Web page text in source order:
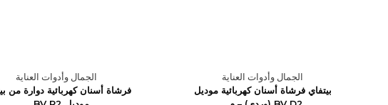
الجمال وأدوات العناية
بيتفاي فرشاة أسنان كهربائية موديل
الجمال وأدوات العناية
فرشاة أسنان كهربائية دوارة من